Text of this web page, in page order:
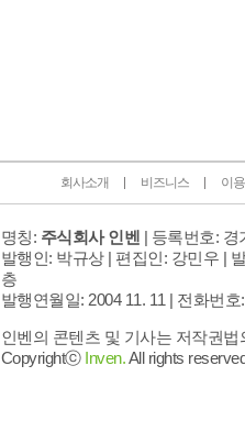
회사소개 비즈니스 이
명칭: 주식회사 인벤 | 등록번호: 경
발행인: 박규상 | 편집인: 강민우 |
층
발행연월일: 2004 11. 11 | 전화번호
인벤의 콘텐츠 및 기사는 저작권
Copyrightⓒ Inven.All rights